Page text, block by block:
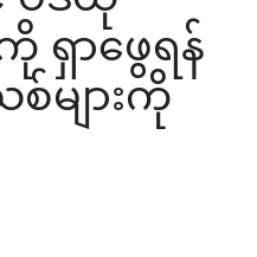
ရှာဖွေရန်
များကို